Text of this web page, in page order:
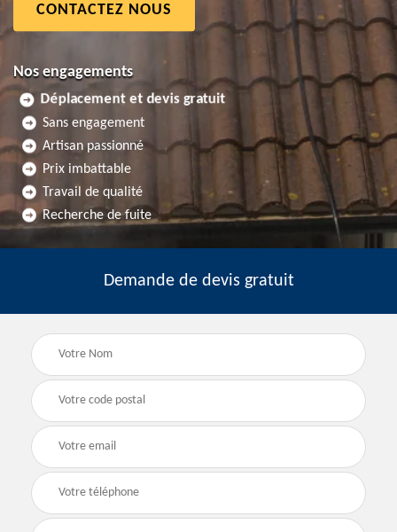
CONTACTEZ NOUS
Nos engagements
Déplacement et devis gratuit
Sans engagement
Artisan passionné
Prix imbattable
Travail de qualité
Recherche de fuite
Demande de devis gratuit